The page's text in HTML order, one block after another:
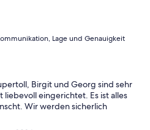
Lage und Genauigkeit
Birgit und Georg sind sehr
liebevoll eingerichtet. Es ist alles
Wir werden sicherlich